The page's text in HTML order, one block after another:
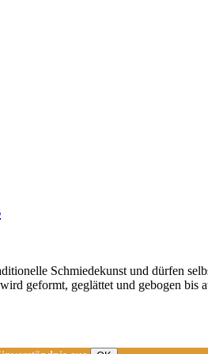
Schmiedekunst und dürfen
geformt, geglättet und gebogen bis